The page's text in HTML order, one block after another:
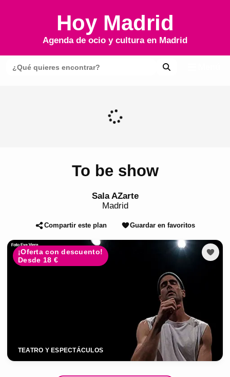
Hoy Madrid
Agenda de ocio y cultura en Madrid
To be show
Sala AZarte
Madrid
Compartir este plan Guardar en favoritos
¡Oferta con descuento!
Desde 18 €
TEATRO Y ESPECTÁCULOS